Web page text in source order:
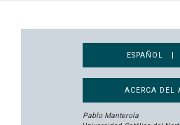
ESPAÑOL |
ACERCA DEL
Pablo Manterola